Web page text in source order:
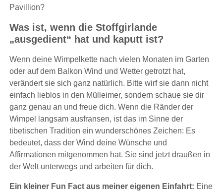
Pavillion?
Was ist, wenn die Stoffgirlande
„ausgedient“ hat und kaputt ist?
Wenn deine Wimpelkette nach vielen Monaten im Garten
oder auf dem Balkon Wind und Wetter getrotzt hat,
verändert sie sich ganz natürlich. Bitte wirf sie dann nicht
einfach lieblos in den Mülleimer, sondern schaue sie dir
ganz genau an und freue dich. Wenn die Ränder der
Wimpel langsam ausfransen, ist das im Sinne der
tibetischen Tradition ein wunderschönes Zeichen: Es
bedeutet, dass der Wind deine Wünsche und
Affirmationen mitgenommen hat. Sie sind jetzt draußen in
der Welt unterwegs und arbeiten für dich.
Ein kleiner Fun Fact aus meiner eigenen Einfahrt: Eine